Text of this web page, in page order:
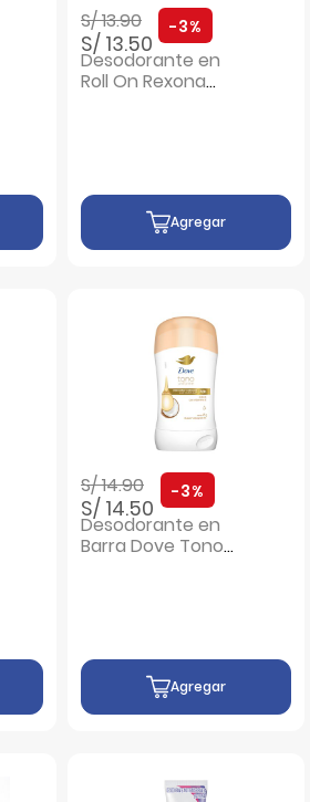
Precio rebajado de
S/ 13.90a
S/ 13.50
-3%
Desodorante en
Roll On Rexona
Agregar
Precio rebajado de
S/ 14.90a
S/ 14.50
-3%
Desodorante en
Barra Dove Tono
Agregar